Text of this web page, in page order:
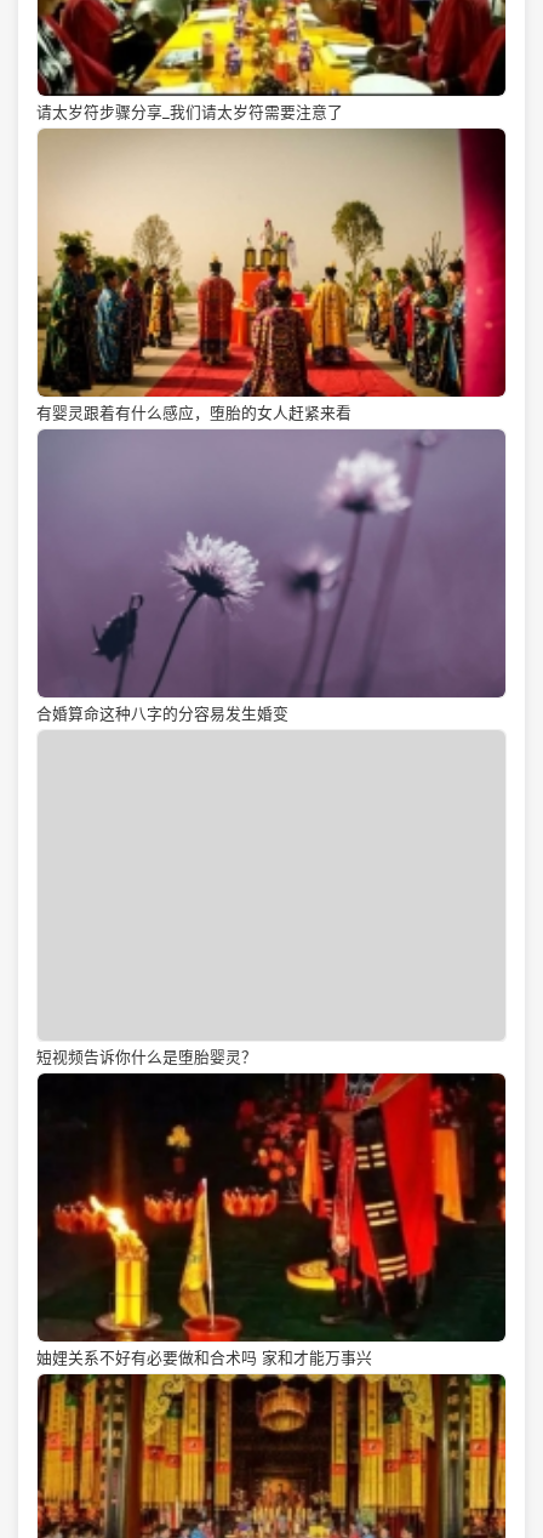
请太岁符步骤分享_我们请太岁符需要注意了
有婴灵跟着有什么感应，堕胎的女人赶紧来看
合婚算命这种八字的分容易发生婚变
短视频告诉你什么是堕胎婴灵？
妯娌关系不好有必要做和合术吗 家和才能万事兴